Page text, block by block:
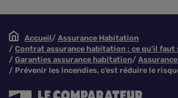
Accueil
Assurance Habitation
Contrat assurance habitation : ce qu'il faut
Garanties assurance habitation
Prévenir les incendies, c’est réduire le